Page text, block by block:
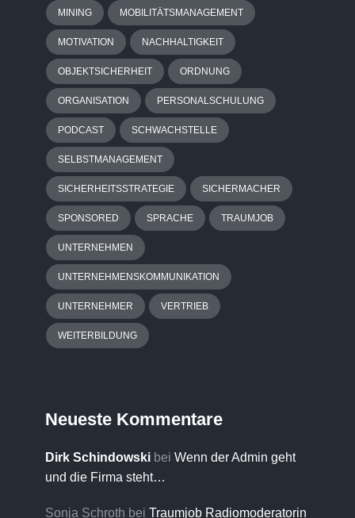
MINING MOBILITÄTSMANAGEMENT
MOTIVATION NACHHALTIGKEIT
OBJEKTSICHERHEIT ORDNUNG
ORGANISATION PERSONALSCHULUNG
PODCAST SCHWACHSTELLE
SELBSTMANAGEMENT
SICHERHEITSSTRATEGIE SICHERMACHER
SPONSORED SPRACHE TRAUMJOB
UNTERNEHMEN
UNTERNEHMENSKOMMUNIKATION
UNTERNEHMER VERTRIEB
WEITERBILDUNG
Neueste Kommentare
Dirk Schindowski bei Wenn der Admin geht
und die Firma steht…
Sonja Schroth bei Traumjob Radiomoderatorin